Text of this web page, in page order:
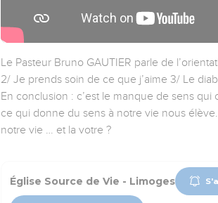
Le Pasteur Bruno GAUTIER parle de
2/ Je prends soin de ce que j’aime 3/ Le
En conclusion : c’est le manque de sens
ce qui donne du sens à notre vie nous
notre vie … et la votre ?
Église Source de Vie - Limoges